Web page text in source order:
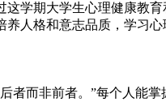
学期大学生心理健康教
人格和意志品质，学习
而非前者。”每个人能